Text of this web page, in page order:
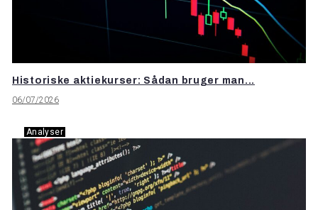
Historiske aktiekurser: Sådan bruger man...
06/07/2026
Analyser